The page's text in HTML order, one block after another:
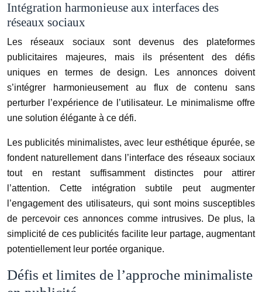
Intégration harmonieuse aux interfaces des
réseaux sociaux
Les réseaux sociaux sont devenus des plateformes
publicitaires majeures, mais ils présentent des défis
uniques en termes de design. Les annonces doivent
s’intégrer harmonieusement au flux de contenu sans
perturber l’expérience de l’utilisateur. Le minimalisme offre
une solution élégante à ce défi.
Les publicités minimalistes, avec leur esthétique épurée, se
fondent naturellement dans l’interface des réseaux sociaux
tout en restant suffisamment distinctes pour attirer
l’attention. Cette intégration subtile peut augmenter
l’engagement des utilisateurs, qui sont moins susceptibles
de percevoir ces annonces comme intrusives. De plus, la
simplicité de ces publicités facilite leur partage, augmentant
potentiellement leur portée organique.
Défis et limites de l’approche minimaliste